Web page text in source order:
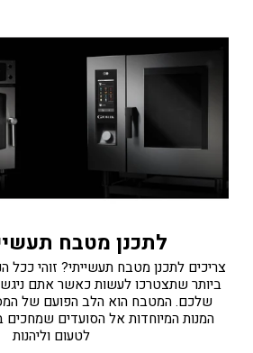
לתכנן מטבח
צריכים לתכנן מטבח תעשייתי? זוהי
ביותר שתצטרכו לעשות כאשר אתם
שלכם. המטבח הוא הלב הפועם של
המנות המיוחדות אל הסועדים שמחכים
לטעום וליהנות